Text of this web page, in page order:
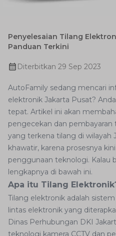
Penyelesaian Tilang
Panduan Terkini
Diterbitkan 29 Sep 2023
AutoFamily sedang mencari
elektronik Jakarta Pusat?
tepat. Artikel ini akan
pengecekan dan
yang terkena tilang di wilayah
khawatir, karena prosesnya
penggunaan teknologi. Kalau
lengkapnya di bawah ini.
Apa itu Tilang
Tilang elektronik adalah
lintas elektronik yang
Dinas Perhubungan DKI